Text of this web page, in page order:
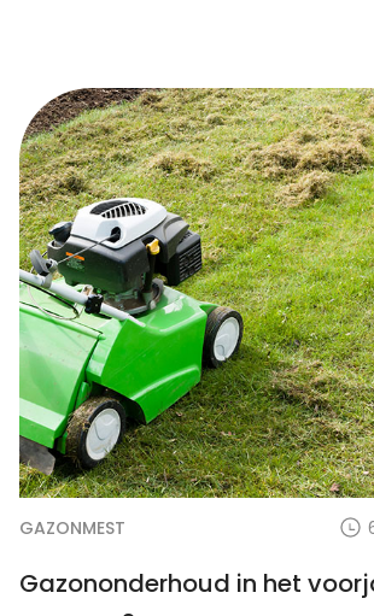
GAZONMEST
Gazononderhoud in het